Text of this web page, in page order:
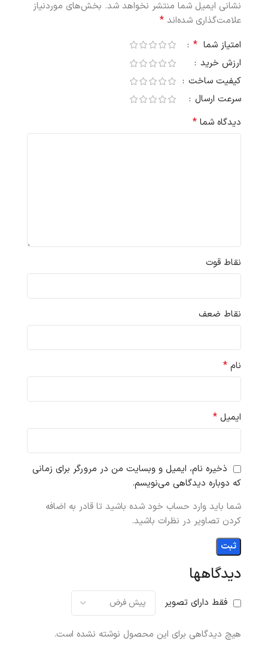
دیدگاهها
فقط دارای تصویر
هیچ دیدگاهی برای این محصول نوشته نشده است.
نشانی ایمیل شما منتشر نخواهد شد. بخش‌های موردنیاز
علامت‌گذاری شده‌اند *
امتیاز شما *
ارزش خرید
کیفیت ساخت
سرعت ارسال
دیدگاه شما *
نقاط قوت
نقاط ضعف
نام *
ایمیل *
ذخیره نام، ایمیل و وبسایت من در مرورگر برای زمانی
که دوباره دیدگاهی می‌نویسم.
شما باید وارد حساب خود شده باشید تا قادر به اضافه
کردن تصاویر در نظرات باشید.